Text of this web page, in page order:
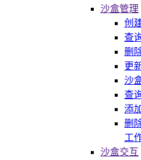
沙盒管理
创
查
删
更
沙
查
添
删
工
沙盒交互